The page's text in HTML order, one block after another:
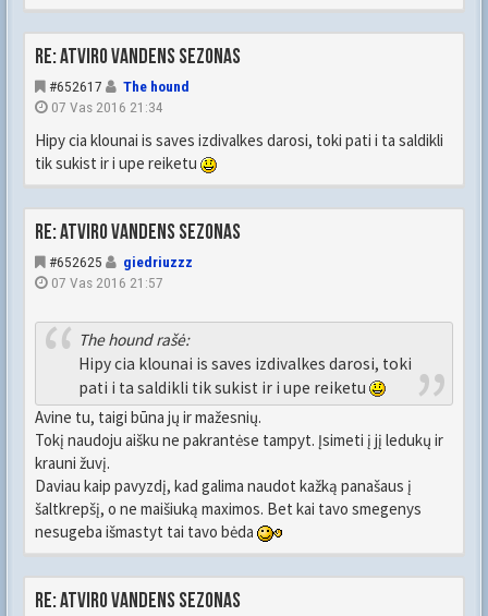
Re: Atviro vandens sezonas
#652617
The hound
07 Vas 2016 21:34
Hipy cia klounai is saves izdivalkes darosi, toki pati i ta saldikli
tik sukist ir i upe reiketu
Re: Atviro vandens sezonas
#652625
giedriuzzz
07 Vas 2016 21:57
The hound rašė:
Hipy cia klounai is saves izdivalkes darosi, toki
pati i ta saldikli tik sukist ir i upe reiketu
Avine tu, taigi būna jų ir mažesnių.
Tokį naudoju aišku ne pakrantėse tampyt. Įsimeti į jį ledukų ir
krauni žuvį.
Daviau kaip pavyzdį, kad galima naudot kažką panašaus į
šaltkrepšį, o ne maišiuką maximos. Bet kai tavo smegenys
nesugeba išmastyt tai tavo bėda
Re: Atviro vandens sezonas